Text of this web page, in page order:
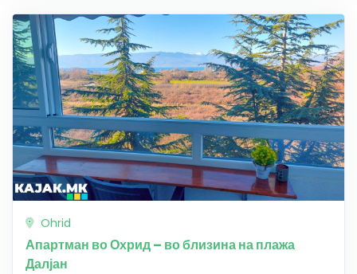
Ohrid
Апартман во Охрид – во близина на плажа
Далјан